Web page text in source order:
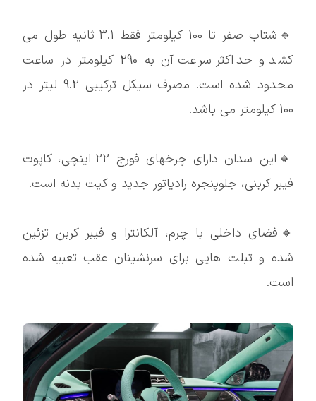
🔹شتاب صفر تا 100 کیلومتر فقط 3.1 ثانیه طول می
کشد و حداکثر سرعت آن به 290 کیلومتر در ساعت
محدود شده است. مصرف سیکل ترکیبی 9.2 لیتر در
100 کیلومتر می باشد.
🔹این سدان دارای چرخهای فورج 22 اینچی، کاپوت
فیبر کربنی، جلوپنجره رادیاتور جدید و کیت بدنه است.
🔹فضای داخلی با چرم، آلکانترا و فیبر کربن تزئین
شده و تبلت هایی برای سرنشینان عقب تعبیه شده
است.